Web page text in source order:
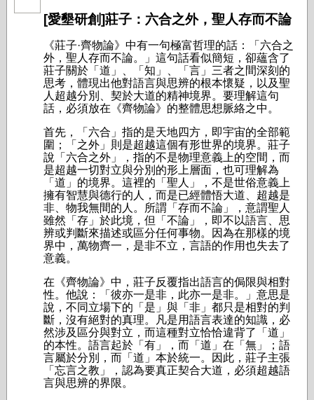
[愛墾研創]莊子：六合之外，聖人存而不論
《莊子·齊物論》中有一句極富哲理的話：「六合之
外，聖人存而不論。」這句話看似簡短，卻蘊含了
莊子關於「道」、「知」、「言」三者之間深刻的
思考，體現出他對語言與思辨的根本懷疑，以及聖
人超越分別、契於大道的精神境界。要理解這句
話，必須放在《齊物論》的整體思想脈絡之中。
首先，「六合」指的是天地四方，即宇宙的全部範
圍；「之外」則是超越這個有形世界的境界。莊子
說「六合之外」，指的不是物理意義上的空間，而
是超越一切對立與分別的形上層面，也可理解為
「道」的境界。這裡的「聖人」，不是世俗意義上
擁有智慧與德行的人，而是已經體悟大道、超越是
非、物我無間的人。所謂「存而不論」，意謂聖人
雖然「存」於此境，但「不論」，即不以語言、思
辨或判斷來描述或區分任何事物。因為在那樣的境
界中，萬物齊一，是非不立，言語的作用也失去了
意義。
在《齊物論》中，莊子反覆指出語言的侷限與相對
性。他說：「彼亦一是非，此亦一是非。」意思是
說，不同立場下的「是」與「非」都只是相對的判
斷，沒有絕對的真理。凡是用語言表達的知識，必
然涉及區分與對立，而這種對立恰恰違背了「道」
的本性。語言起於「有」，而「道」在「無」；語
言屬於分別，而「道」本於統一。因此，莊子主張
「忘言之教」，認為要真正契合大道，必須超越語
言與思辨的界限。